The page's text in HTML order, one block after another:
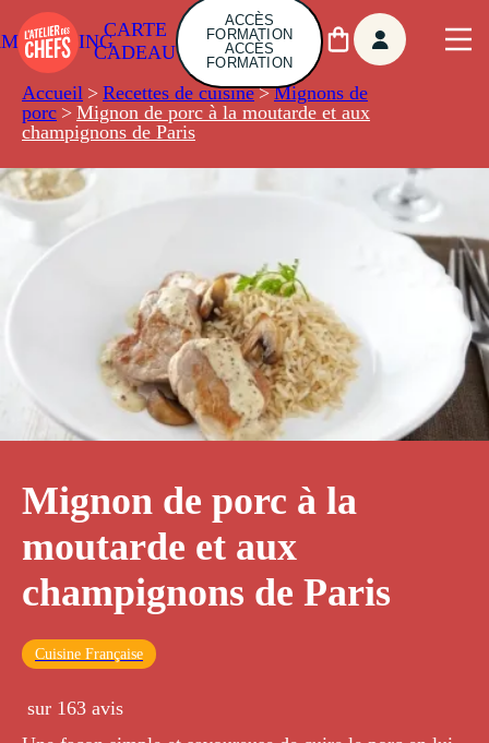
CARTE
CADEAU
ACCÈS
FORMATION
ACCÈS
FORMATION
Accueil > Recettes de cuisine > Mignons de
porc > Mignon de porc à la moutarde et aux
champignons de Paris
Mignon de porc à la
moutarde et aux
champignons de Paris
Cuisine Française
sur 163 avis